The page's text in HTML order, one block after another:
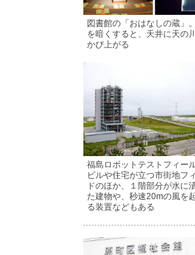
図書館の「おはなしの蔵」
を暗くすると、天井に天の
かび上がる
福島ロボットテストフィール
ビルや住宅が立つ市街地フ
ドのほか、１階部分が水に
た建物や、秒速20mの風を
る装置などもある